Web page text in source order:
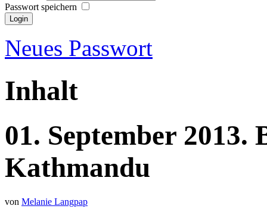
Passwort speichern
Neues Passwort
Inhalt
01. September 2013.
Kathmandu
von Melanie Langpap